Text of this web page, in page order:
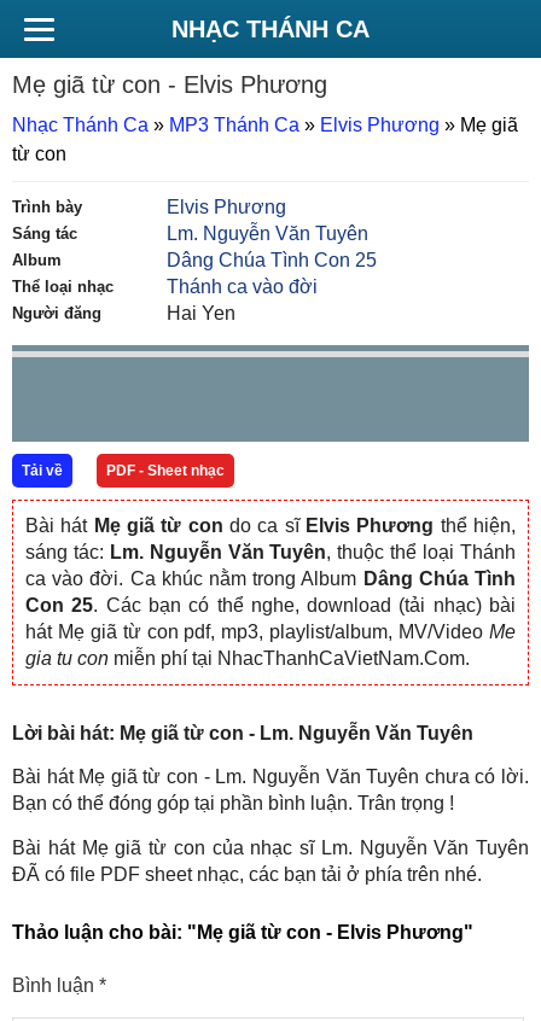
NHẠC THÁNH CA
Mẹ giã từ con - Elvis Phương
Nhạc Thánh Ca » MP3 Thánh Ca » Elvis Phương » Mẹ giã
từ con
Trình bày Elvis Phương
Sáng tác Lm. Nguyễn Văn Tuyên
Album Dâng Chúa Tình Con 25
Thể loại nhạc Thánh ca vào đời
Người đăng Hai Yen
Tải về PDF - Sheet nhạc
Bài hát Mẹ giã từ con do ca sĩ Elvis Phương thể hiện,
sáng tác: Lm. Nguyễn Văn Tuyên, thuộc thể loại Thánh
ca vào đời. Ca khúc nằm trong Album Dâng Chúa Tình
Con 25. Các bạn có thể nghe, download (tải nhạc) bài
hát Mẹ giã từ con pdf, mp3, playlist/album, MV/Video Me
gia tu con miễn phí tại NhacThanhCaVietNam.Com.
Lời bài hát: Mẹ giã từ con - Lm. Nguyễn Văn Tuyên
Bài hát Mẹ giã từ con - Lm. Nguyễn Văn Tuyên chưa có lời.
Bạn có thể đóng góp tại phần bình luận. Trân trọng !
Bài hát Mẹ giã từ con của nhạc sĩ Lm. Nguyễn Văn Tuyên
ĐÃ có file PDF sheet nhạc, các bạn tải ở phía trên nhé.
Thảo luận cho bài: "Mẹ giã từ con - Elvis Phương"
Bình luận *